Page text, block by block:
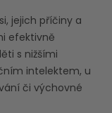
jejich příčiny a
efektivně
s nižšími
intelektem, u
či výchovné